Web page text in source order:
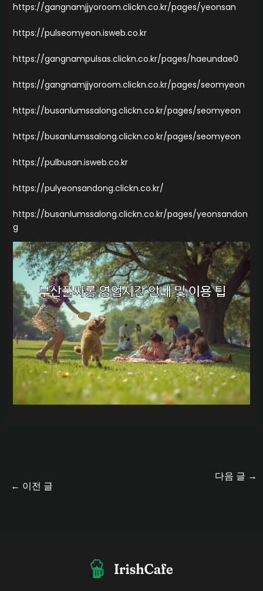
https://gangnamjjyoroom.clickn.co.kr/pages/yeonsan
https://pulseomyeon.isweb.co.kr
https://gangnampulsas.clickn.co.kr/pages/haeundae0
https://gangnamjjyoroom.clickn.co.kr/pages/seomyeon
https://busanlumssalong.clickn.co.kr/pages/seomyeon
https://busanlumssalong.clickn.co.kr/pages/seomyeon
https://pulbusan.isweb.co.kr
https://pulyeonsandong.clickn.co.kr/
https://busanlumssalong.clickn.co.kr/pages/yeonsandon
g
← 이전 글
다음 글 →